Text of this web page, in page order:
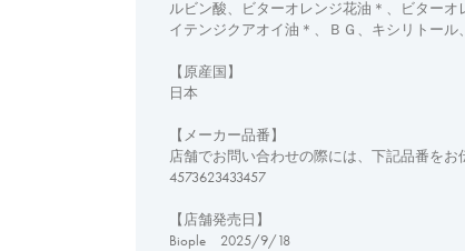
ルビン酸、ビターオレンジ花油＊、ビター
イテンジクアオイ油＊、ＢＧ、キシリトー
【原産国】
日本
【メーカー品番】
店舗でお問い合わせの際には、下記品番をお
4573623433457
【店舗発売日】
Biople 2025/9/18